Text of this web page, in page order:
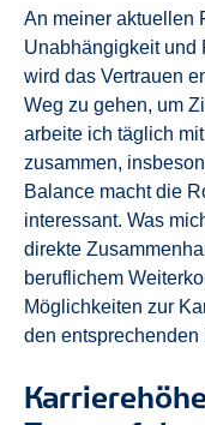
An meiner aktuellen
Unabhängigkeit und
wird das Vertrauen
Weg zu gehen, um
arbeite ich täglich
zusammen,
Balance macht die
interessant. Was
direkte
beruflichem
Möglichkeiten zur
den entsprechenden